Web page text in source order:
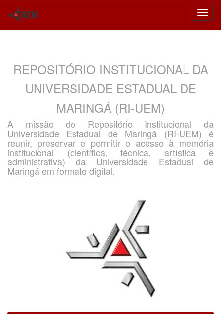
REPOSITÓRIO INSTITUCIONAL DA
UNIVERSIDADE ESTADUAL DE
MARINGÁ (RI-UEM)
A missão do Repositório Institucional da
Universidade Estadual de Maringá (RI-UEM) é
reunir, preservar e permitir o acesso à memória
institucional (científica, técnica, artística e
administrativa) da Universidade Estadual de
Maringá em formato digital.